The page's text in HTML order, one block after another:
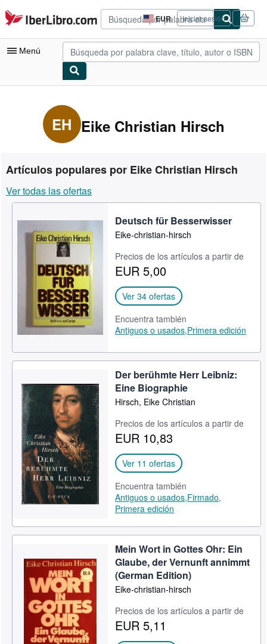
Pasar al contenido principal
IberLibro.com EUR
Preferencias
de
compra
del
Iniciar sesión
Menú
Consultar mis pedidos
Búsqueda avanzada
Libros antiguos
Arte y coleccionismo
Vendedores
Comenzar a vender
CERRAR
EH Eike Christian Hirsch
Artículos populares por Eike Christian Hirsch
Ver todas las ofertas
Deutsch für Besserwisser
Eike-christian-hirsch
Precios de los artículos a partir de
EUR 5,00
Ver 34 ofertas
Encuentra también
Antiguos o usados,Primera edición
Der berühmte Herr Leibniz:
Eine Biographie
Hirsch, Eike Christian
Precios de los artículos a partir de
EUR 10,83
Ver 11 ofertas
Encuentra también
Antiguos o usados,Firmado,
Primera edición
Mein Wort in Gottes Ohr: Ein
Glaube, der Vernunft annimmt
(German Edition)
Eike-christian-hirsch
Precios de los artículos a partir de
EUR 5,11